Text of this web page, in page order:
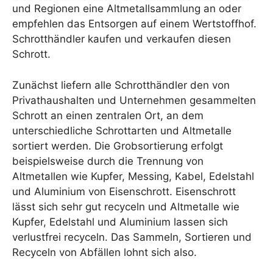
und Regionen eine Altmetallsammlung an oder
empfehlen das Entsorgen auf einem Wertstoffhof.
Schrotthändler kaufen und verkaufen diesen
Schrott.
Zunächst liefern alle Schrotthändler den von
Privathaushalten und Unternehmen gesammelten
Schrott an einen zentralen Ort, an dem
unterschiedliche Schrottarten und Altmetalle
sortiert werden. Die Grobsortierung erfolgt
beispielsweise durch die Trennung von
Altmetallen wie Kupfer, Messing, Kabel, Edelstahl
und Aluminium von Eisenschrott. Eisenschrott
lässt sich sehr gut recyceln und Altmetalle wie
Kupfer, Edelstahl und Aluminium lassen sich
verlustfrei recyceln. Das Sammeln, Sortieren und
Recyceln von Abfällen lohnt sich also.